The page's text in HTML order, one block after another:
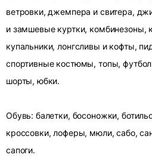
ветровки, джемпера и свитера,
и замшевые куртки, комбинезоны,
купальники, лонгсливы и кофты,
спортивные костюмы, топы,
шорты, юбки.
Обувь: балетки, босоножки,
кроссовки, лоферы, мюли, сабо,
сапоги.